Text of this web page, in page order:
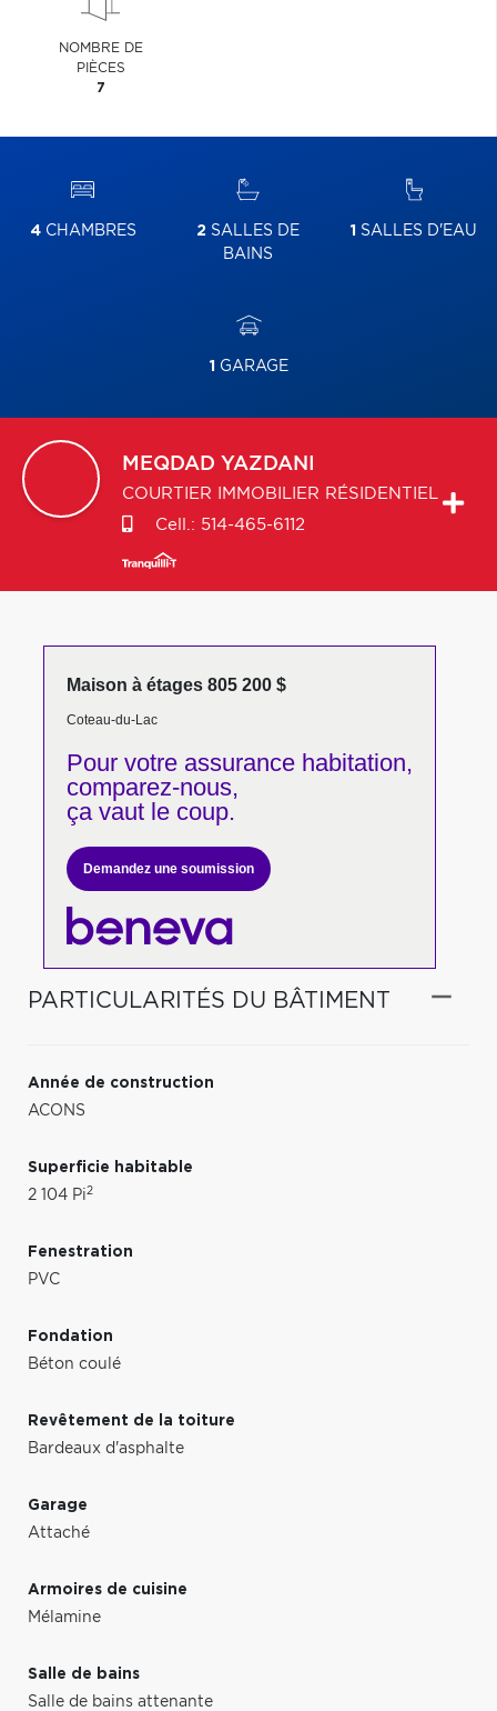
NOMBRE DE
PIÈCES
7
4CHAMBRES 2 SALLES DE
BAINS
1 SALLES D'EAU
1 GARAGE
MEQDAD YAZDANI
COURTIER IMMOBILIER RÉSIDENTIEL
Cell.: 514-465-6112
Maison à étages 805 200 $
Coteau-du-Lac
Pour votreassurance habitation,
comparez-nous,
ça vaut le coup.
Demandez une soumission
PARTICULARITÉS DU BÂTIMENT
Année de construction
ACONS
Superficie habitable
2 104 Pi2
Fenestration
PVC
Fondation
Béton coulé
Revêtement de la toiture
Bardeaux d'asphalte
Garage
Attaché
Armoires de cuisine
Mélamine
Salle de bains
Salle de bains attenante